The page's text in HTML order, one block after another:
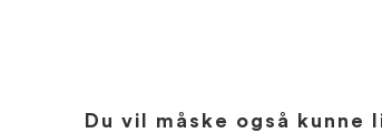
Du vil måske også kunne